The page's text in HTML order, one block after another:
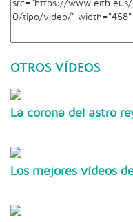
OTROS VÍDEOS
La corona del astro
Los mejores vídeos